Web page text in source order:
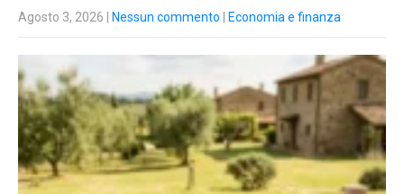
Agosto 3, 2026 Nessun commento Economia e finanza